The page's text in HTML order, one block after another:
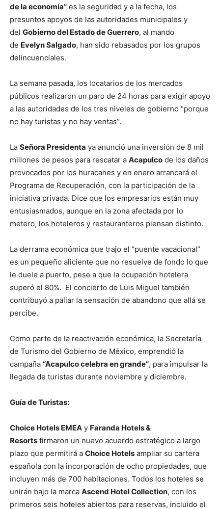
de la economía” es la seguridad y a la fecha, los
presuntos apoyos de las autoridades municipales y
del Gobierno del Estado de Guerrero, al mando
de Evelyn Salgado, han sido rebasados por los grupos
delincuenciales.
La semana pasada, los locatarios de los mercados
públicos realizaron un paro de 24 horas para exigir apoyo
a las autoridades de los tres niveles de gobierno “porque
no hay turistas y no hay ventas”.
La Señora Presidenta ya anunció una inversión de 8 mil
millones de pesos para rescatar a Acapulco de los daños
provocados por los huracanes y en enero arrancará el
Programa de Recuperación, con la participación de la
iniciativa privada. Dice que los empresarios están muy
entusiasmados, aunque en la zona afectada por lo
metero, los hoteleros y restauranteros piensan distinto.
La derrama económica que trajo el “puente vacacional”
es un pequeño aliciente que no resuelve de fondo lo que
le duele a puerto, pese a que la ocupación hotelera
superó el 80%. El concierto de Luis Miguel también
contribuyó a paliar la sensación de abandono que allá se
percibe.
Como parte de la reactivación económica, la Secretaría
de Turismo del Gobierno de México, emprendió la
campaña “Acapulco celebra en grande”, para impulsar la
llegada de turistas durante noviembre y diciembre.
Guía de Turistas:
Choice Hotels EMEA y Faranda Hotels &
Resorts firmaron un nuevo acuerdo estratégico a largo
plazo que permitirá a Choice Hotels ampliar su cartera
española con la incorporación de ocho propiedades, que
incluyen más de 700 habitaciones. Todos los hoteles se
unirán bajo la marca Ascend Hotel Collection, con los
primeros seis hoteles abiertos para reservas, incluido el